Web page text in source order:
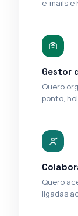
e-mails e
Gestor
Quero
ponto,
Quero
ligadas